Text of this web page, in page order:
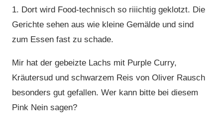
1. Dort wird Food-technisch so riiichtig geklotzt. Die
Gerichte sehen aus wie kleine Gemälde und sind
zum Essen fast zu schade.
Mir hat der gebeizte Lachs mit Purple Curry,
Kräutersud und schwarzem Reis von Oliver Rausch
besonders gut gefallen. Wer kann bitte bei diesem
Pink Nein sagen?